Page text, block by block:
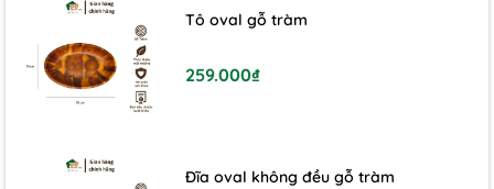
Tô oval gỗ tràm
259.000₫
Đĩa oval không đều gỗ tràm